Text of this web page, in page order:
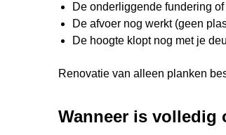
De onderliggende fundering
De afvoer nog werkt (geen
De hoogte klopt nog met je
Renovatie van alleen planken
Wanneer is volledig